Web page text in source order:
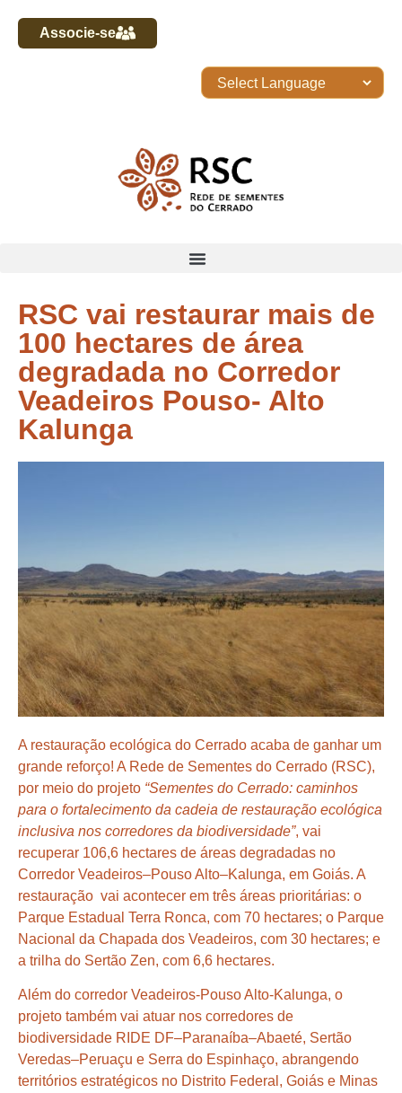
Associe-se
RSC vai restaurar mais de
100 hectares de área
degradada no Corredor
Veadeiros Pouso- Alto
Kalunga
A restauração ecológica do Cerrado acaba de ganhar um
grande reforço! A Rede de Sementes do Cerrado (RSC),
por meio do projeto “Sementes do Cerrado: caminhos
para o fortalecimento da cadeia de restauração ecológica
inclusiva nos corredores da biodiversidade”, vai
recuperar 106,6 hectares de áreas degradadas no
Corredor Veadeiros–Pouso Alto–Kalunga, em Goiás. A
restauração vai acontecer em três áreas prioritárias: o
Parque Estadual Terra Ronca, com 70 hectares; o Parque
Nacional da Chapada dos Veadeiros, com 30 hectares; e
a trilha do Sertão Zen, com 6,6 hectares.
Além do corredor Veadeiros-Pouso Alto-Kalunga, o
projeto também vai atuar nos corredores de
biodiversidade RIDE DF–Paranaíba–Abaeté, Sertão
Veredas–Peruaçu e Serra do Espinhaço, abrangendo
territórios estratégicos no Distrito Federal, Goiás e Minas